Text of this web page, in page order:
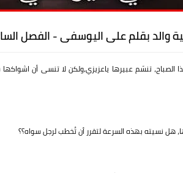
والد بقلم على اليوسفى - الفصل
الصباح، تنسّم عبيرها ياعزيزي،ولكن لا تنسى أن
هل نسيته بهذه السرعة لتقرر أن تُخطب لرجل سواه؟؟